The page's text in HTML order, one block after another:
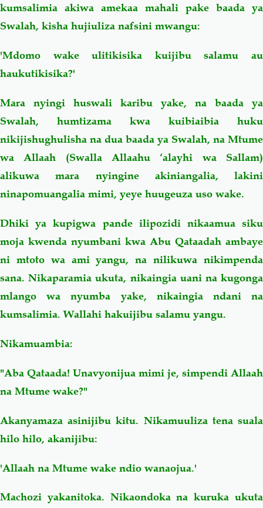
kumsalimia akiwa amekaa mahali pake baada ya
Swalah, kisha hujiuliza nafsini mwangu:
'Mdomo wake ulitikisika kuijibu salamu au
haukutikisika?'
Mara nyingi huswali karibu yake, na baada ya
Swalah, humtizama kwa kuibiaibia huku
nikijishughulisha na dua baada ya Swalah, na Mtume
wa Allaah (Swalla Allaahu ‘alayhi wa Sallam)
alikuwa mara nyingine akiniangalia, lakini
ninapomuangalia mimi, yeye huugeuza uso wake.
Dhiki ya kupigwa pande ilipozidi nikaamua siku
moja kwenda nyumbani kwa Abu Qataadah ambaye
ni mtoto wa ami yangu, na nilikuwa nikimpenda
sana. Nikaparamia ukuta, nikaingia uani na kugonga
mlango wa nyumba yake, nikaingia ndani na
kumsalimia. Wallahi hakuijibu salamu yangu.
Nikamuambia:
"Aba Qataada! Unavyonijua mimi je, simpendi Allaah
na Mtume wake?"
Akanyamaza asinijibu kitu. Nikamuuliza tena suala
hilo hilo, akanijibu:
'Allaah na Mtume wake ndio wanaojua.'
Machozi yakanitoka. Nikaondoka na kuruka ukuta